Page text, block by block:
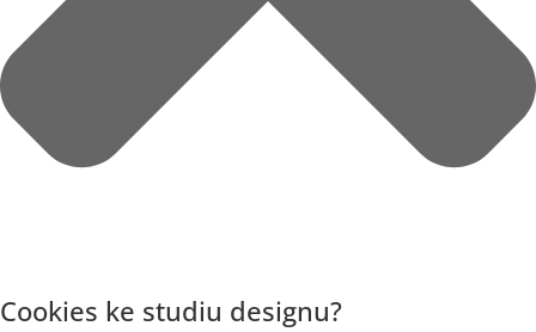
Cookies ke studiu designu?